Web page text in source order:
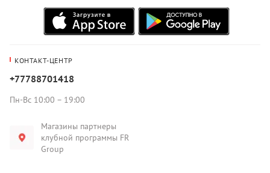
КОНТАКТ-ЦЕНТР
+77788701418
Пн-Вс 10:00 – 19:00
Магазины партнеры
клубной программы FR
Group